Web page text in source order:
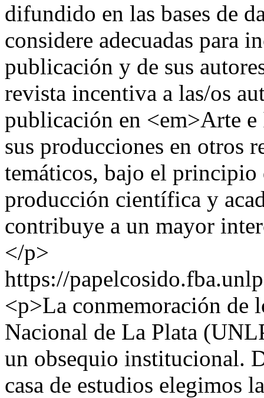
difundido en las bases de
considere adecuadas para
publicación y de sus
revista incentiva a las/os
publicación en <em>Arte
sus producciones en otros
temáticos, bajo el principio
producción científica y
contribuye a un mayor
</p>
https://
<p>La conmemoración de
Nacional de La Plata
un obsequio institucional.
casa de estudios elegimos